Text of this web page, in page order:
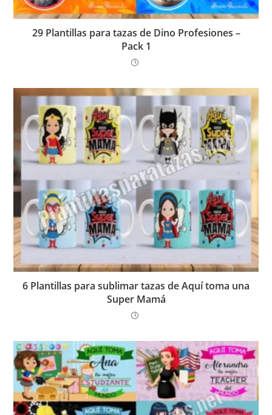
29 Plantillas para tazas de Dino Profesiones –
Pack 1
6 Plantillas para sublimar tazas de Aquí toma una
Super Mamá